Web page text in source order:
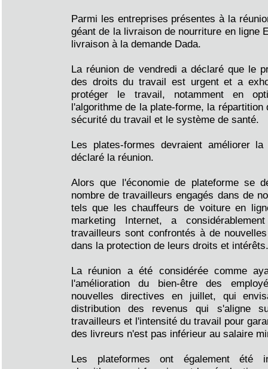
Parmi les entreprises présentes à la
géant de la livraison de nourriture en ligne
livraison à la demande Dada.
La réunion de vendredi a déclaré que le
des droits du travail est urgent et a
protéger le travail, notamment en
l'algorithme de la plate-forme, la
sécurité du travail et le système de santé.
Les plates-formes devraient améliorer
déclaré la réunion.
Alors que l'économie de plateforme se
nombre de travailleurs engagés dans de
tels que les chauffeurs de voiture en
marketing Internet, a
travailleurs sont confrontés à de
dans la protection de leurs droits et intérêts.
La réunion a été considérée comme
l'amélioration du bien-être des
nouvelles directives en juillet, qui
distribution des revenus qui s'aligne
travailleurs et l'intensité du travail pour
des livreurs n'est pas inférieur au salaire
Les plateformes ont également été